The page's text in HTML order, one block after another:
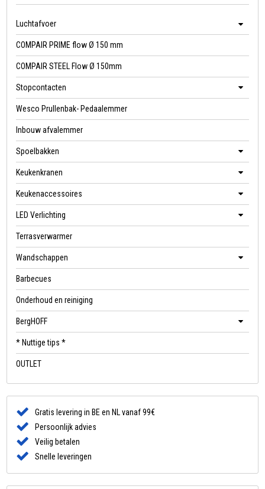
Luchtafvoer
COMPAIR PRIME flow Ø 150 mm
COMPAIR STEEL Flow Ø 150mm
Stopcontacten
Wesco Prullenbak- Pedaalemmer
Inbouw afvalemmer
Spoelbakken
Keukenkranen
Keukenaccessoires
LED Verlichting
Terrasverwarmer
Wandschappen
Barbecues
Onderhoud en reiniging
BergHOFF
* Nuttige tips *
OUTLET
Gratis levering in BE en NL vanaf 99€
Persoonlijk advies
Veilig betalen
Snelle leveringen